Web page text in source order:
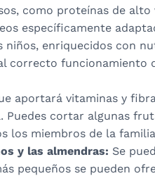
como proteínas de alto
específicamente
niños, enriquecidos con
correcto funcionamiento
aportará vitaminas y
Puedes cortar algunas
los miembros de la
y las almendras: Se
pequeños se pueden